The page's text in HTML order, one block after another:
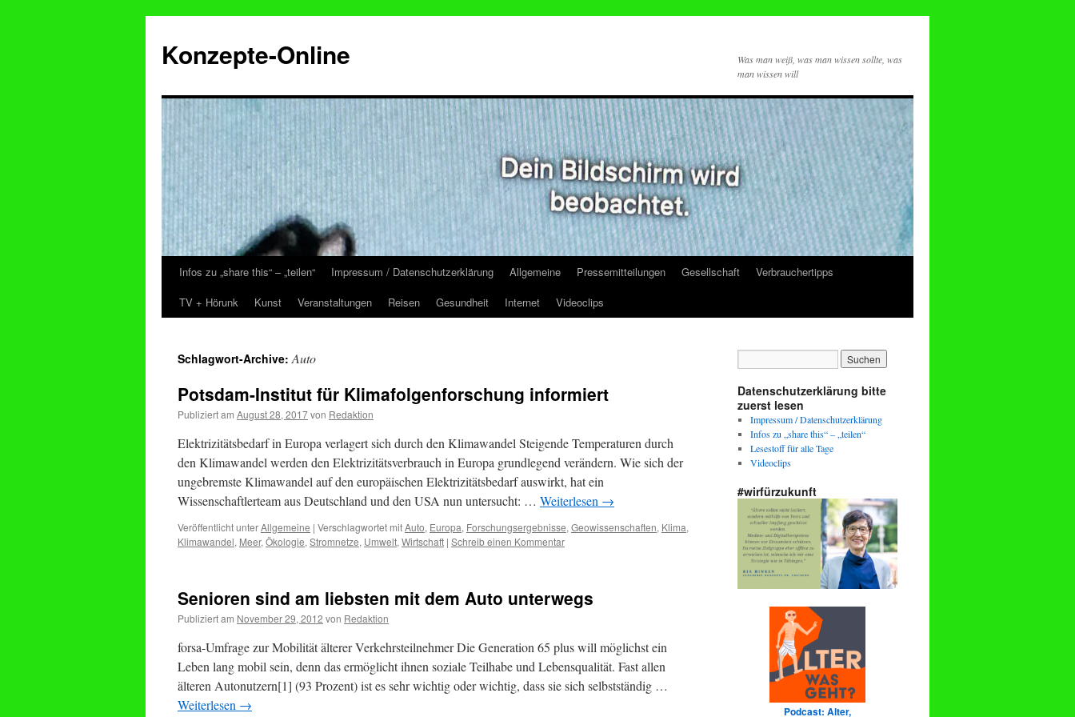
Konzepte-Online
Was man weiß, was man wissen sollte, was
man wissen will
Zum
Inhalt
Infos zu „share this“ – „teilen“ Impressum / Datenschutzerklärung Allgemeine Pressemitteilungen Gesellschaft
Verbrauchertipps
TV + Hörunk
Kunst Veranstaltungen Reisen Gesundheit Internet Videoclips
Schlagwort-Archive:Auto
Potsdam-Institut für Klimafolgenforschung informiert
Publiziert am August 28, 2017von Redaktion
Elektrizitätsbedarf in Europa verlagert sich durch den Klimawandel Steigende Temperaturen durch
den Klimawandel werden den Elektrizitätsverbrauch in Europa grundlegend verändern. Wie sich der
ungebremste Klimawandel auf den europäischen Elektrizitätsbedarf auswirkt, hat ein
Wissenschaftlerteam aus Deutschland und den USA nun untersucht: … Weiterlesen →
Veröffentlicht unterAllgemeine | Verschlagwortet mitAuto, Europa, Forschungsergebnisse, Geowissenschaften, Klima,
Klimawandel, Meer, Ökologie, Stromnetze, Umwelt, Wirtschaft | Schreib einen Kommentar
Senioren sind am liebsten mit dem Auto unterwegs
Publiziert am November 29, 2012 von Redaktion
forsa-Umfrage zur Mobilität älterer Verkehrsteilnehmer Die Generation 65 plus will möglichst ein
Leben lang mobil sein, denn das ermöglicht ihnen soziale Teilhabe und Lebensqualität. Fast allen
älteren Autonutzern[1] (93 Prozent) ist es sehr wichtig oder wichtig, dass sie sich selbstständig …
Weiterlesen →
Datenschutzerklärung bitte
zuerst lesen
Impressum / Datenschutzerklärung
Infos zu „share this“ – „teilen“
Lesestoff für alle Tage
Videoclips
#wirfürzukunft
Podcast: Alter,